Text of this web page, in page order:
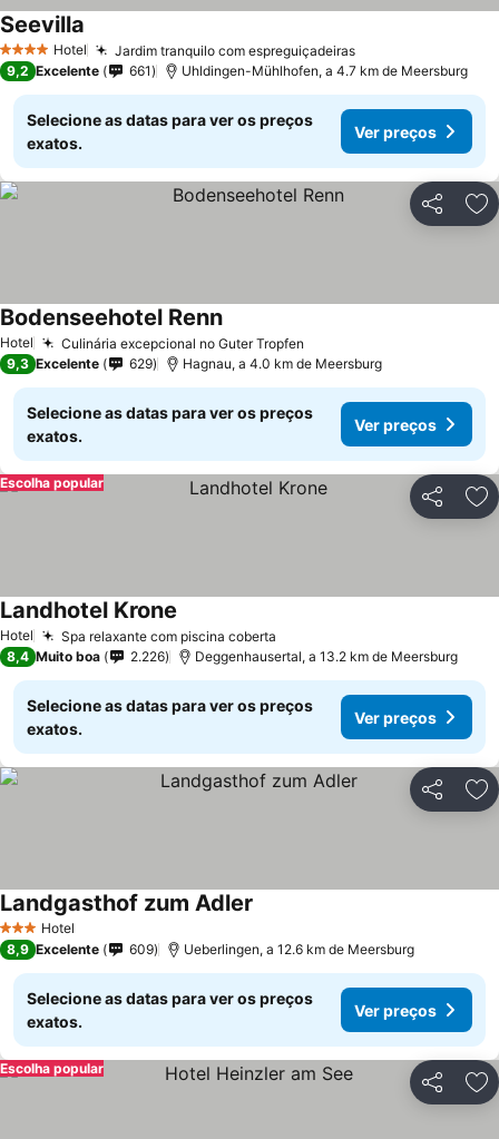
4 EstrelasHotel Jardim tranquilo com espreguiçadeiras
Seevilla
9,2 Excelente 661 Uhldingen-Mühlhofen, a 4.7 km de Meersburg
Selecione as datas para ver os preços
exatos.
Ver preços
Partilhar
Hotel Culinária excepcional no Guter Tropfen
Bodenseehotel Renn
9,3 Excelente 629 Hagnau, a 4.0 km de Meersburg
Selecione as datas para ver os preços
exatos.
Ver preços
Partilhar
Escolha popular
Hotel Spa relaxante com piscina coberta
Landhotel Krone
8,4 Muito boa 2.226 Deggenhausertal, a 13.2 km de Meersburg
Selecione as datas para ver os preços
exatos.
Ver preços
Partilhar
3 EstrelasHotel
Landgasthof zum Adler
8,9 Excelente 609 Ueberlingen, a 12.6 km de Meersburg
Selecione as datas para ver os preços
exatos.
Ver preços
Partilhar
Escolha popular